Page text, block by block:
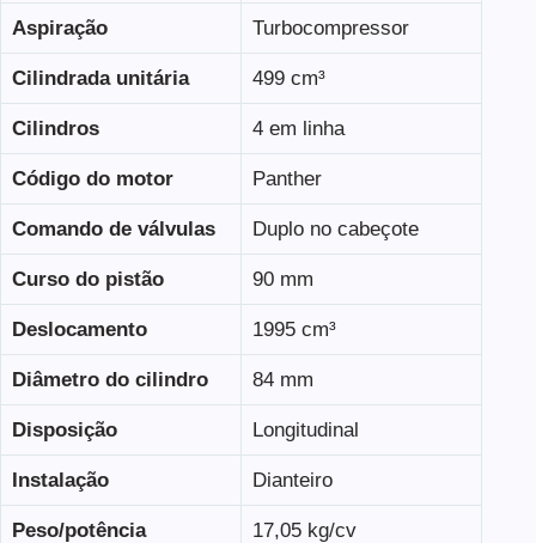
Aspiração Turbocompressor
Cilindrada unitária 499 cm³
Cilindros 4 em linha
Código do motor Panther
Comando de válvulas Duplo no cabeçote
Curso do pistão 90 mm
Deslocamento 1995 cm³
Diâmetro do cilindro 84 mm
Disposição Longitudinal
Instalação Dianteiro
Peso/potência 17,05 kg/cv